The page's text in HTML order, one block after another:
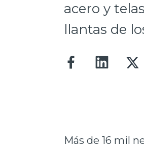
acero y
llantas de
Más de 16 mil